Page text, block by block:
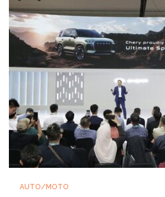
AUTO/MOTO